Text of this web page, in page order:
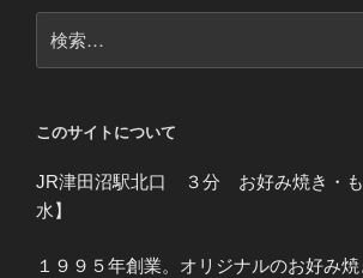
索:
このサイトについて
JR津田沼駅北口 ３分 お好み焼き・も
水】
１９９５年創業。オリジナルのお好み